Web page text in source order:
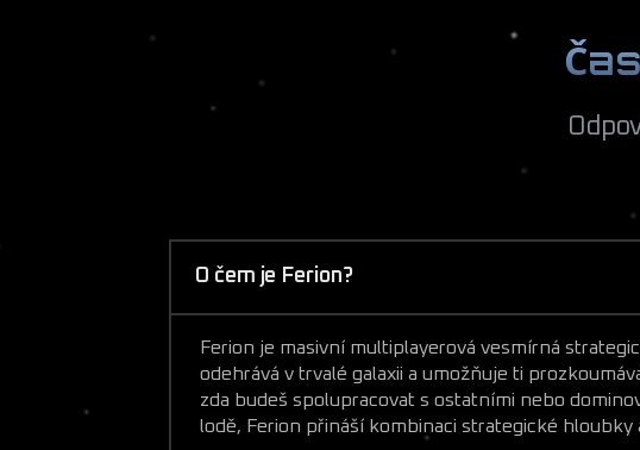
O čem je Ferion?
Ferion je masivní multiplayerová vesmírná
odehrává v trvalé galaxii a umožňuje ti
zda budeš spolupracovat s ostatními nebo
lodě, Ferion přináší kombinaci strategické